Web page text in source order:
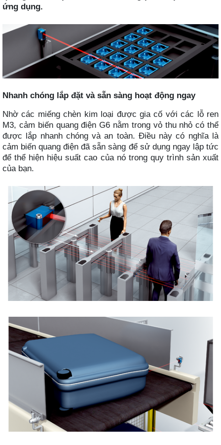
ứng dụng.
Nhanh chóng lắp đặt và sẵn sàng hoạt động ngay
Nhờ các miếng chèn kim loại được gia cố với các lỗ ren
M3, cảm biến quang điện G6 nằm trong vỏ thu nhỏ có thể
được lắp nhanh chóng và an toàn. Điều này có nghĩa là
cảm biến quang điện đã sẵn sàng để sử dụng ngay lập tức
để thể hiện hiệu suất cao của nó trong quy trình sản xuất
của bạn.